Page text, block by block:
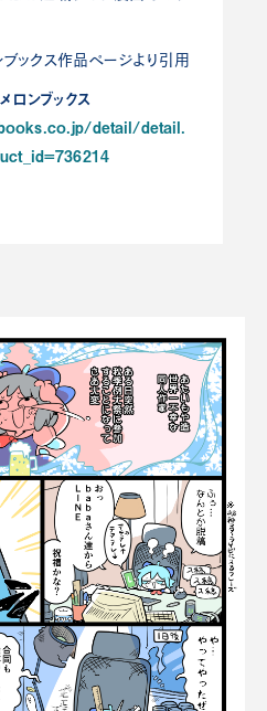
ックス作品ページより引用
ロンブックス
detail/detail.